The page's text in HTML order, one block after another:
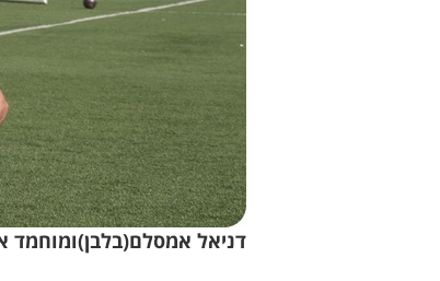
דניאל אמסלם(בלבן)ומוחמד